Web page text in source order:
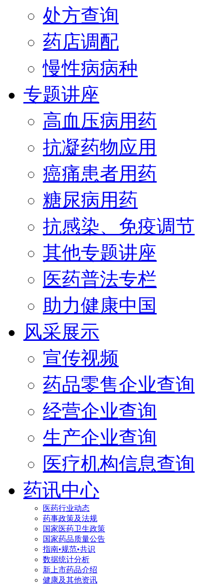
处方查询
药店调配
慢性病病种
专题讲座
高血压病用药
抗凝药物应用
癌痛患者用药
糖尿病用药
抗感染、免疫调节
其他专题讲座
医药普法专栏
助力健康中国
风采展示
宣传视频
药品零售企业查询
经营企业查询
生产企业查询
医疗机构信息查询
药讯中心
医药行业动态
药事政策及法规
国家医药卫生政策
国家药品质量公告
指南•规范•共识
数据统计分析
新上市药品介绍
健康及其他资讯